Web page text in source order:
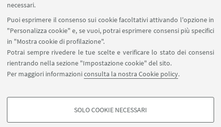
necessari.
Puoi esprimere il consenso sui cookie facoltativi attivando l'opzione in
"Personalizza cookie" e, se vuoi, potrai esprimere consensi più specifici
in "Mostra cookie di profilazione".
Potrai sempre rivedere le tue scelte e verificare lo stato dei consensi
rientrando nella sezione "Impostazione cookie" del sito.
Per maggiori informazioniconsulta la nostra Cookie policy.
COOKIE DI PROFILAZIONE - FACOLTATIVI
SOLO COOKIE NECESSARI
SEGUI UNIBO SU:
APP: